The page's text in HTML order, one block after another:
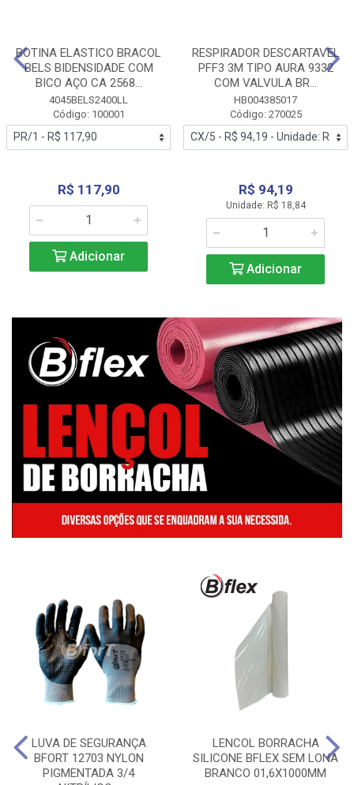
BOTINA ELASTICO BRACOL
BELS BIDENSIDADE COM
BICO AÇO CA 2568...
4045BELS2400LL
Código: 100001
R$ 117,90
Adicionar
RESPIRADOR DESCARTAVEL
PFF3 3M TIPO AURA 9332
COM VALVULA BR...
HB004385017
Código: 270025
R$ 94,19
Unidade: R$ 18,84
Adicionar
LUVA DE SEGURANÇA
BFORT 12703 NYLON
PIGMENTADA 3/4
LENCOL BORRACHA
SILICONE BFLEX SEM LONA
BRANCO 01,6X1000MM